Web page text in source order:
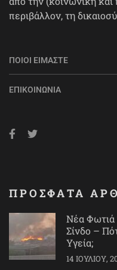
περιβάλλον, τη
ΠΟΙΟΙ ΕΊΜΑΣΤΕ
ΕΠΙΚΟΙΝΩΝΊΑ
ΠΡΟΣΦΑΤΑ
Νέα
Σίνδο –
Υγεία;
14 ΙΟΥΛΊΟΥ,